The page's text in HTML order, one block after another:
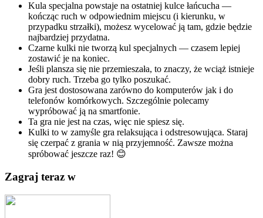
Kula specjalna powstaje na ostatniej kulce łańcucha —
kończąc ruch w odpowiednim miejscu (i kierunku, w
przypadku strzałki), możesz wycelować ją tam, gdzie będzie
najbardziej przydatna.
Czarne kulki nie tworzą kul specjalnych — czasem lepiej
zostawić je na koniec.
Jeśli plansza się nie przemieszała, to znaczy, że wciąż istnieje
dobry ruch. Trzeba go tylko poszukać.
Gra jest dostosowana zarówno do komputerów jak i do
telefonów komórkowych. Szczególnie polecamy
wypróbować ją na smartfonie.
Ta gra nie jest na czas, więc nie spiesz się.
Kulki to w zamyśle gra relaksująca i odstresowująca. Staraj
się czerpać z grania w nią przyjemność. Zawsze można
spróbować jeszcze raz! 😊
Zagraj teraz w